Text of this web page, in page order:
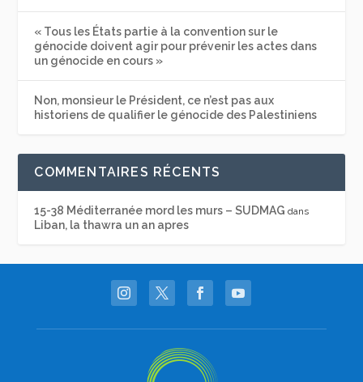
« Tous les États partie à la convention sur le
génocide doivent agir pour prévenir les actes dans
un génocide en cours »
Non, monsieur le Président, ce n’est pas aux
historiens de qualifier le génocide des Palestiniens
COMMENTAIRES RÉCENTS
15-38 Méditerranée mord les murs – SUDMAG dans
Liban, la thawra un an apres